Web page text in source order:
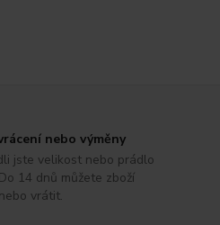
nebo výměny
jste velikost nebo prádlo
14 dnů můžete zboží
vrátit.